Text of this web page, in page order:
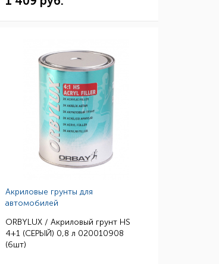
Акриловые грунты для
автомобилей
ORBYLUX / Акриловый грунт HS
4+1 (СЕРЫЙ) 0,8 л 020010908
(6шт)